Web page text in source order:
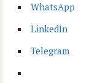
WhatsApp
LinkedIn
Telegram